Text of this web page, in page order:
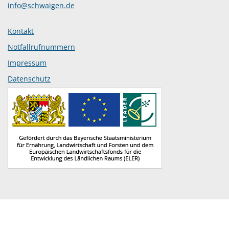
info@schwaigen.de
Kontakt
Notfallrufnummern
Impressum
Datenschutz